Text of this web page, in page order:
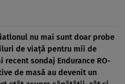
nu mai sunt doar probe
de viață pentru mii de
sondaj Endurance RO-
de masă au devenit un